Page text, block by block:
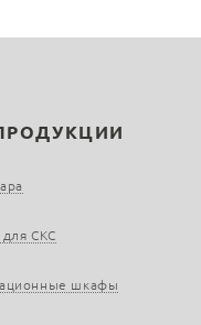
СКС
шкафы